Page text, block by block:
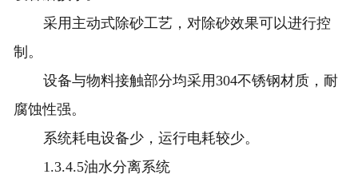
采用主动式除砂工艺，对除砂效果可以进行控
制。
设备与物料接触部分均采用304不锈钢材质，耐
腐蚀性强。
系统耗电设备少，运行电耗较少。
1.3.4.5油水分离系统